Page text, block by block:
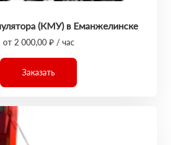
(КМУ) в Еманжелинске
от 2 000,00 ₽ / час
Заказать